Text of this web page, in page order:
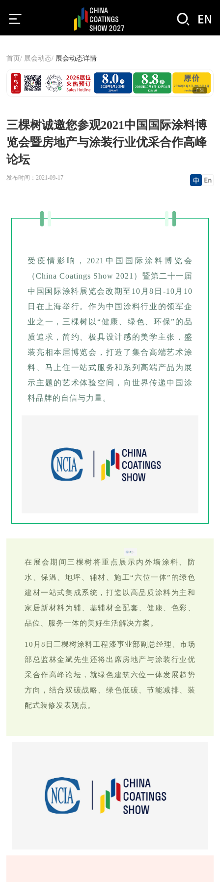
首页/ 展会动态/ 展会动态详情
广告
三棵树诚邀您参观2021中国国际涂料博
览会暨房地产与涂装行业优采合作高峰
论坛
发布时间： 2021-09-17
受疫情影响，2021中国国际涂料博览会
（China Coatings Show 2021）暨第二十一届
中国国际涂料展览会改期至10月8日-10月10
日在上海举行。作为中国涂料行业的领军企
业之一，三棵树以“健康、绿色、环保”的品
质追求，简约、极具设计感的美学主张，盛
装亮相本届博览会，打造了集合高端艺术涂
料、马上住一站式服务和系列高端产品为展
示主题的艺术体验空间，向世界传递中国涂
料品牌的自信与力量。
在展会期间三棵树将重点展示内外墙涂料、防
水、保温、地坪、辅材、施工“六位一体”的绿色
建材一站式集成系统，打造以高品质涂料为主和
家居新材料为辅、基辅材全配套、健康、色彩、
品位、服务一体的美好生活解决方案。
10月8日三棵树涂料工程漆事业部副总经理、市场
部总监林金斌先生还将出席房地产与涂装行业优
采合作高峰论坛，就绿色建筑六位一体发展趋势
方向，结合双碳战略、绿色低碳、节能减排、装
配式装修发表观点。